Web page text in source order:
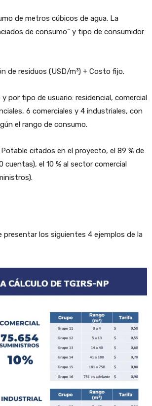
de metros cúbicos de agua. La
de consumo” y tipo de consumidor
de residuos (USD/m³) + Costo fijo.
por tipo de usuario: residencial, comercial
6 comerciales y 4 industriales, con
el rango de consumo.
citados en el proyecto, el 89 % de
el 10 % al sector comercial
presentar los siguientes 4 ejemplos de la